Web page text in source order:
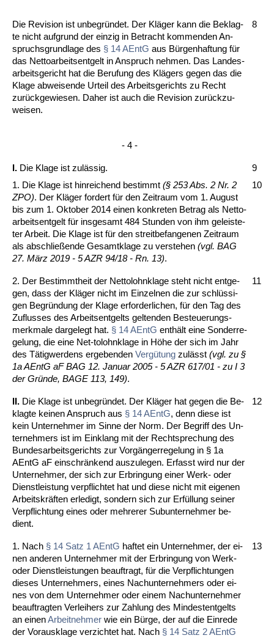
Die Re­vi­si­on ist un­be­gründet. Der Kläger kann die Be­klag­
te nicht auf­grund der ein­zig in Be­tracht kom­men­den An­
spruchs­grund­la­ge des § 14 AEntG aus Bürgen­haf­tung für
das Net­to­ar­beits­ent­gelt in An­spruch neh­men. Das Lan­des­
ar­beits­ge­richt hat die Be­ru­fung des Klägers ge­gen das die
Kla­ge ab­wei­sen­de Ur­teil des Ar­beits­ge­richts zu Recht
zurück­ge­wie­sen. Da­her ist auch die Re­vi­si­on zurück­zu­
wei­sen.
- 4 -
8
I. Die Kla­ge ist zulässig.
9
1. Die Kla­ge ist hin­rei­chend be­stimmt (§ 253 Abs. 2 Nr. 2
ZPO). Der Klä­ger for­dert für den Zeit­raum vom 1. Au­gust
bis zum 1. Ok­to­ber 2014 ei­nen kon­kre­ten Be­trag als Net­to­
ar­beits­ent­gelt für ins­ge­samt 484 St­un­den von ihm ge­leis­te­
ter Ar­beit. Die Kla­ge ist für den streit­be­fan­ge­nen Zeit­raum
als ab­sch­lie­ßen­de Ge­samt­kla­ge zu ver­ste­hen (vgl. BAG
27. März 2019 - 5 AZR 94/18 - Rn. 13).
10
2. Der Be­stimmt­heit der Net­to­lohn­kla­ge steht nicht ent­ge­
gen, dass der Kläger nicht im Ein­zel­nen die zur schlüssi­
gen Be­gründung der Kla­ge er­for­der­li­chen, für den Tag des
Zu­flus­ses des Ar­beits­ent­gelts gel­ten­den Be­steue­rungs­
merk­ma­le dar­ge­legt hat. § 14 AEntG enthält ei­ne Son­der­re­
ge­lung, die ei­ne Net-to­lohn­kla­ge in Höhe der sich im Jahr
des Tätig­wer­dens er­ge­ben­den Vergütung zulässt (vgl. zu §
1a AEntG aF BAG 12. Ja­nu­ar 2005 - 5 AZR 617/01 - zu I 3
der Gründe, BA­GE 113, 149).
11
II. Die Kla­ge ist un­be­gründet. Der Kläger hat ge­gen die Be­
klag­te kei­nen An­spruch aus § 14 AEntG, denn die­se ist
kein Un­ter­neh­mer im Sin­ne der Norm. Der Be­griff des Un­
ter­neh­mers ist im Ein­klang mit der Recht­spre­chung des
Bun­des­ar­beits­ge­richts zur Vorgänger­re­ge­lung in § 1a
AEntG aF ein­schränkend aus­zu­le­gen. Er­fasst wird nur der
Un­ter­neh­mer, der sich zur Er­brin­gung ei­ner Werk- oder
Dienst­leis­tung ver­pflich­tet hat und die­se nicht mit ei­ge­nen
Ar­beits­kräften er­le­digt, son­dern sich zur Erfüllung sei­ner
Ver­pflich­tung ei­nes oder meh­re­rer Su­b­un­ter­neh­mer be­
dient.
12
1. Nach § 14 Satz 1 AEntG haf­tet ein Un­ter­neh­mer, der ei­
nen an­de­ren Un­ter­neh­mer mit der Er­brin­gung von Werk-
oder Dienst­leis­tun­gen be­auf­tragt, für die Ver­pflich­tun­gen
die­ses Un­ter­neh­mers, ei­nes Nach­un­ter­neh­mers oder ei­
nes von dem Un­ter­neh­mer oder ei­nem Nach­un­ter­neh­mer
be­auf­trag­ten Ver­lei­hers zur Zah­lung des Min­des­tent­gelts
an ei­nenAr­beit­neh­mer wie ein Bürge, der auf die Ein­re­de
der Vor­aus­kla­ge ver­zich­tet hat. Nach § 14 Satz 2 AEntG
13